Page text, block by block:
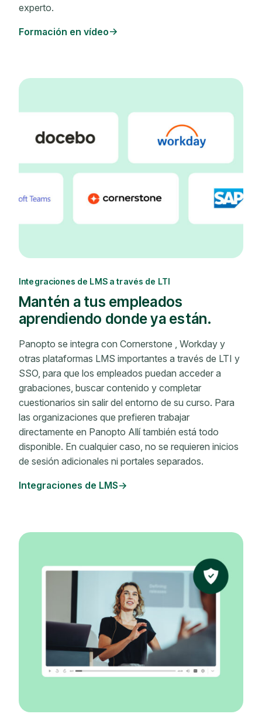
experto.
Formación en vídeo
Integraciones de LMS a través de LTI
Mantén a tus empleados
aprendiendo donde ya están.
Panopto se integra con Cornerstone , Workday y
otras plataformas LMS importantes a través de LTI y
SSO, para que los empleados puedan acceder a
grabaciones, buscar contenido y completar
cuestionarios sin salir del entorno de su curso. Para
las organizaciones que prefieren trabajar
directamente en Panopto Allí también está todo
disponible. En cualquier caso, no se requieren inicios
de sesión adicionales ni portales separados.
Integraciones de LMS